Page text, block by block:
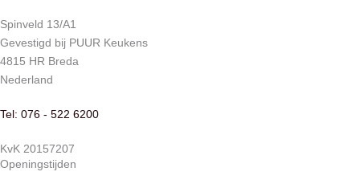
Spinveld 13/A1
Gevestigd bij PUUR Keukens
4815 HR Breda
Nederland
Tel: 076 - 522 6200
KvK 20157207
Openingstijden